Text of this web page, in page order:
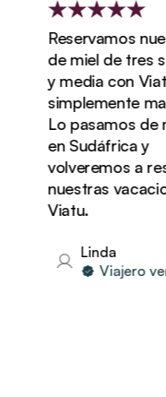
Reservamos
de miel de tres
y media con
simplemente
Lo pasamos de
en Sudáfrica y
volveremos a
nuestras
Viatu.
Linda
Viajero